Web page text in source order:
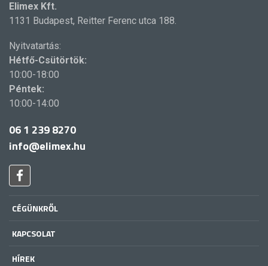
Elimex Kft.
1131 Budapest, Reitter Ferenc utca 188.
Nyitvatartás:
Hétfő-Csütörtök:
10:00-18:00
Péntek:
10:00-14:00
06 1 239 8270
info@elimex.hu
CÉGÜNKRŐL
KAPCSOLAT
HÍREK